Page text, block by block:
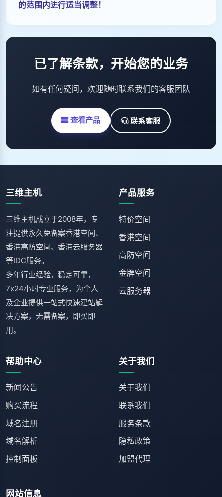
的范围内进行适当调整！
已了解条款，开始您的业务
如有任何疑问，欢迎随时联系我们的客服团队
查看产品 联系客服
三维主机
三维主机成立于2008年，专
注提供永久免备案香港空间、
香港高防空间、香港云服务器
等IDC服务。
多年行业经验，稳定可靠，
7x24小时专业服务，为个人
及企业提供一站式快速建站解
决方案，无需备案，即买即
用。
产品服务
特价空间
香港空间
高防空间
金牌空间
云服务器
帮助中心
新闻公告
购买流程
域名注册
域名解析
控制面板
关于我们
关于我们
联系我们
服务条款
隐私政策
加盟代理
网站信息